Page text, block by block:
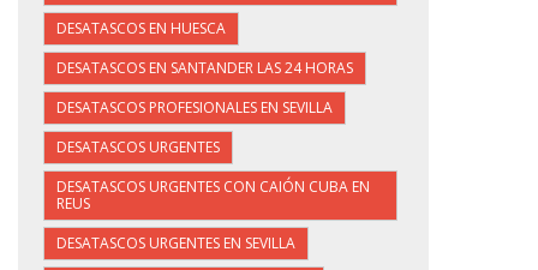
DESATASCOS EN HUESCA
DESATASCOS EN SANTANDER LAS 24 HORAS
DESATASCOS PROFESIONALES EN SEVILLA
DESATASCOS URGENTES
DESATASCOS URGENTES CON CAIÓN CUBA EN
REUS
DESATASCOS URGENTES EN SEVILLA